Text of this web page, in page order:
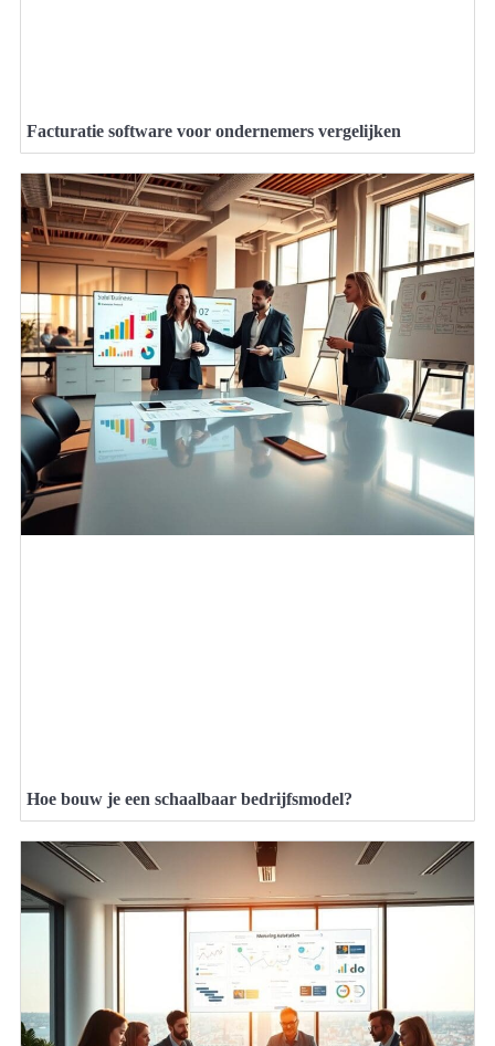
Facturatie software voor ondernemers vergelijken
Hoe bouw je een schaalbaar bedrijfsmodel?